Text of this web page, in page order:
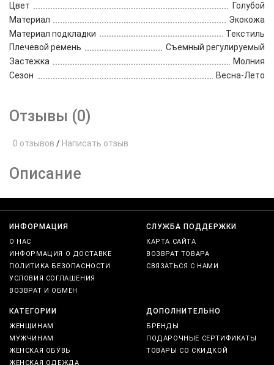
Цвет
Голубой
Материал
Экокожа
Материал подкладки
Текстиль
Плечевой ремень
Съемный регулируемый
Застежка
Молния
Сезон
Весна-Лето
Отзывы (0)
0 отзывов / Написать отзыв
Описание
ИНФОРМАЦИЯ
О НАС
ИНФОРМАЦИЯ О ДОСТАВКЕ
ПОЛИТИКА БЕЗОПАСНОСТИ
УСЛОВИЯ СОГЛАШЕНИЯ
ВОЗВРАТ И ОБМЕН
СЛУЖБА ПОДДЕРЖКИ
КАРТА САЙТА
ВОЗВРАТ ТОВАРА
СВЯЗАТЬСЯ С НАМИ
КАТЕГОРИИ
ЖЕНЩИНАМ
МУЖЧИНАМ
ЖЕНСКАЯ ОБУВЬ
ЖЕНСКАЯ ОДЕЖДА
ДОПОЛНИТЕЛЬНО
БРЕНДЫ
ПОДАРОЧНЫЕ СЕРТИФИКАТЫ
ТОВАРЫ СО СКИДКОЙ